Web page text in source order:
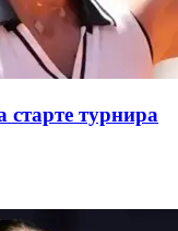
старте турнира